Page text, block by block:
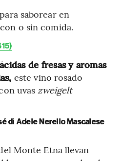
saborear en
o sin comida.
de fresas y aromas
este vino rosado
uvas zweigelt
di Adele Nerello Mascalese
Monte Etna llevan